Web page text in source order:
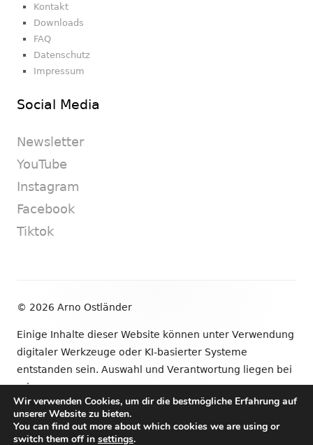
Kontakt
Downloads
FAQ
Datenschutz
Impressum
Social Media
Newsletter
YouTube
Instagram
Facebook
Tiktok
© 2026 Arno Ostländer
Einige Inhalte dieser Website können unter Verwendung
digitaler Werkzeuge oder KI-basierter Systeme
entstanden sein. Auswahl und Verantwortung liegen bei
mir.
•VerwendetTiny Framework
Wir verwenden Cookies, um dir die bestmögliche Erfahrung auf
unserer Website zu bieten.
You can find out more about which cookies we are using or
switch them off in settings.